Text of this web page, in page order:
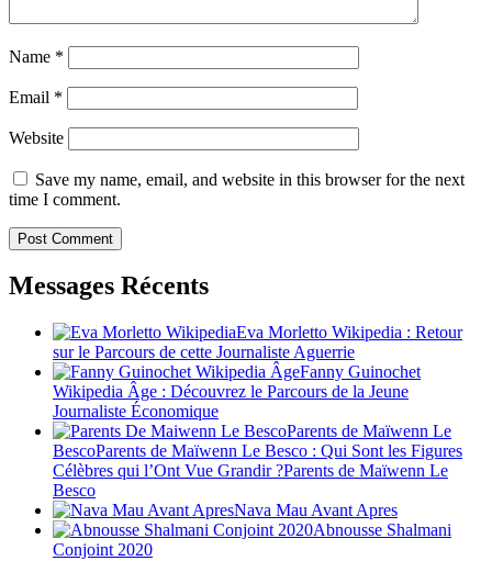
Name *
Email *
Website
Save my name, email, and website in this browser for the next
time I comment.
Messages Récents
Eva Morletto Wikipedia : Retour
sur le Parcours de cette Journaliste Aguerrie
Fanny Guinochet
Wikipedia Âge : Découvrez le Parcours de la Jeune
Journaliste Économique
Parents de Maïwenn Le
BescoParents de Maïwenn Le Besco : Qui Sont les Figures
Célèbres qui l’Ont Vue Grandir ?Parents de Maïwenn Le
Besco
Nava Mau Avant Apres
Abnousse Shalmani
Conjoint 2020